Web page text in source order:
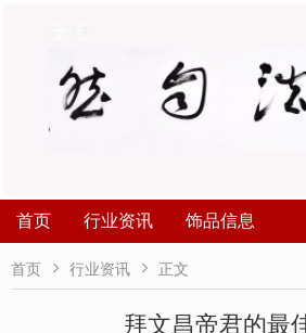
首页 行业资讯 饰品信息
首页  行业资讯  正文
拜文昌帝君的最